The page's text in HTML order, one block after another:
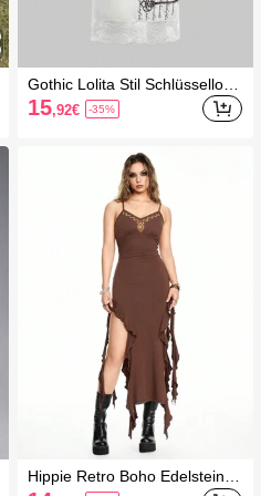
Gothic Lolita Stil Schlüsselloch
Muster & Spitzenbesatz figurb
etontes Mini-Kleid für Frauen
15,92€ -35%
Hippie Retro Boho Edelstein P